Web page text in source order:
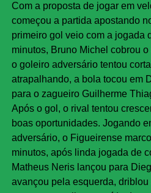
Com a proposta de jogar em
começou a partida apostando
primeiro gol veio com a jogada
minutos, Bruno Michel cobrou
o goleiro adversário tentou
atrapalhando, a bola tocou em
para o zagueiro Guilherme
Após o gol, o rival tentou
boas oportunidades. Jogando
adversário, o Figueirense
minutos, após linda jogada de
Matheus Neris lançou para
avançou pela esquerda,